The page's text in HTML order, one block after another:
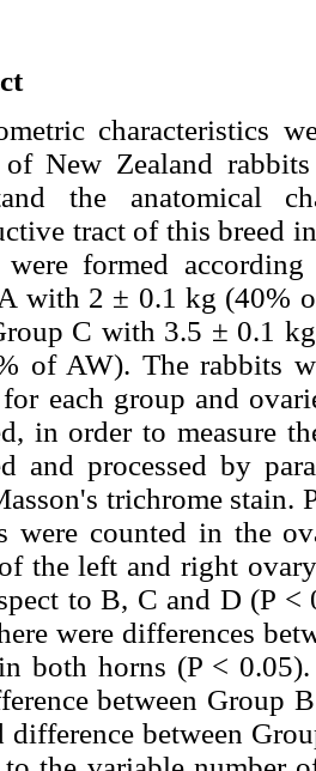
characteristics
of New Zealand
the anatomical
tract of this breed
were formed
with 2 ± 0.1 kg (40%
C with 3.5 ± 0.1
of AW). The rabbits
each group and
in order to measure
and processed by
trichrome stain.
were counted in the
the left and right
to B, C and D (P <
were differences
both horns (P <
between Group
difference between